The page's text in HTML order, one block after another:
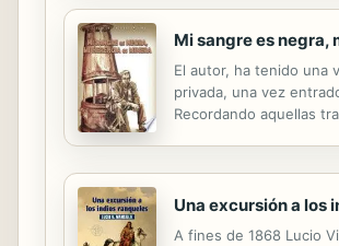
Mi sangre es negra,
El autor, ha tenido una
privada, una vez
Recordando aquellas
Una excursión a los
A fines de 1868 Lucio